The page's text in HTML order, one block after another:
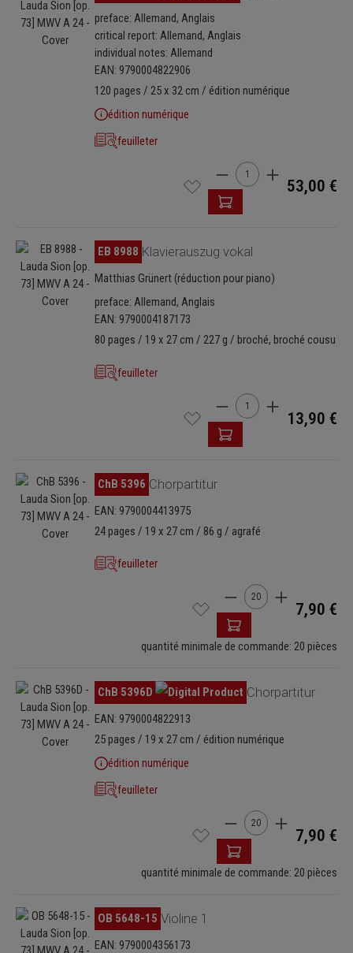
preface: Allemand, Anglais
critical report: Allemand, Anglais
individual notes: Allemand
EAN: 9790004822906
120 pages / 25 x 32 cm / édition numérique
édition numérique
feuilleter
Quantité de produit :
53,00 €
Ignorer la galerie d'images
EB 8988 Klavierauszug vokal
Matthias Grünert (réduction pour piano)
preface: Allemand, Anglais
EAN: 9790004187173
80 pages / 19 x 27 cm / 227 g / broché, broché cousu
feuilleter
Quantité de produit :
13,90 €
Ignorer la galerie d'images
ChB 5396 Chorpartitur
EAN: 9790004413975
24 pages / 19 x 27 cm / 86 g / agrafé
feuilleter
Quantité de produit :
7,90 €
quantité minimale de commande: 20 pièces
Ignorer la galerie d'images
ChB 5396D Chorpartitur
EAN: 9790004822913
25 pages / 19 x 27 cm / édition numérique
édition numérique
feuilleter
Quantité de produit :
7,90 €
quantité minimale de commande: 20 pièces
Ignorer la galerie d'images
OB 5648-15 Violine 1
EAN: 9790004356173